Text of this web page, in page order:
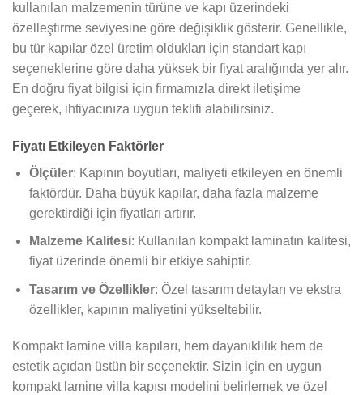
kullanılan malzemenin türüne ve kapı üzerindeki
özelleştirme seviyesine göre değişiklik gösterir. Genellikle,
bu tür kapılar özel üretim oldukları için standart kapı
seçeneklerine göre daha yüksek bir fiyat aralığında yer alır.
En doğru fiyat bilgisi için firmamızla direkt iletişime
geçerek, ihtiyacınıza uygun teklifi alabilirsiniz.
Fiyatı Etkileyen Faktörler
Ölçüler: Kapının boyutları, maliyeti etkileyen en önemli
faktördür. Daha büyük kapılar, daha fazla malzeme
gerektirdiği için fiyatları artırır.
Malzeme Kalitesi: Kullanılan kompakt laminatın kalitesi,
fiyat üzerinde önemli bir etkiye sahiptir.
Tasarım ve Özellikler: Özel tasarım detayları ve ekstra
özellikler, kapının maliyetini yükseltebilir.
Kompakt lamine villa kapıları, hem dayanıklılık hem de
estetik açıdan üstün bir seçenektir. Sizin için en uygun
kompakt lamine villa kapısı modelini belirlemek ve özel